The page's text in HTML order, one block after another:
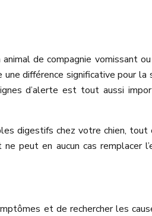
de compagnie vomissant
une différence significative pour
d’alerte est tout aussi
digestifs chez votre chien,
peut en aucun cas remplacer
et de rechercher les